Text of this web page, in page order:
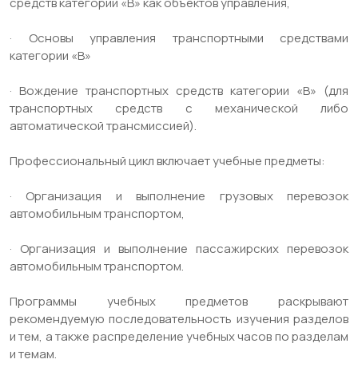
· Основы управления транспортными средствами
категории «В»
· Вождение транспортных средств категории «B» (для
транспортных средств с механической либо
автоматической трансмиссией).
Профессиональный цикл включает учебные предметы:
· Организация и выполнение грузовых перевозок
автомобильным транспортом,
· Организация и выполнение пассажирских перевозок
автомобильным транспортом.
Программы учебных предметов раскрывают
рекомендуемую последовательность изучения разделов
и тем, а также распределение учебных часов по разделам
и темам.